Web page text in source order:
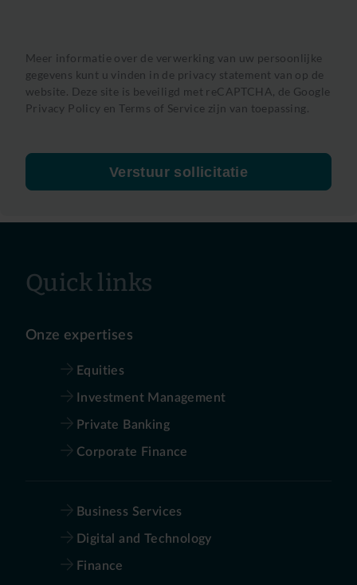
Meer informatie over de verwerking van uw persoonlijke
gegevens kunt u vinden in de privacy statement van op de
website. Deze site is beveiligd met reCAPTCHA, de Google
Privacy Policy en Terms of Service zijn van toepassing.
Verstuur sollicitatie
Quick links
Onze expertises
Equities
Investment Management
Private Banking
Corporate Finance
Business Services
Digital and Technology
Finance